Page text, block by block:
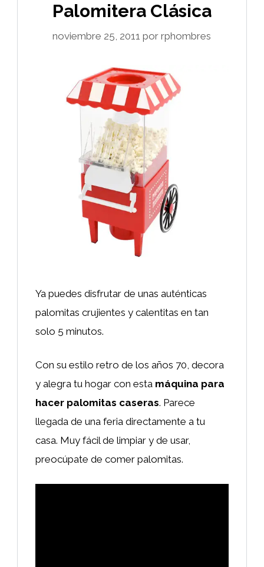
Palomitera Clásica
noviembre 25, 2011 por rphombres
Ya puedes disfrutar de unas auténticas
palomitas crujientes y calentitas en tan
solo 5 minutos.
Con su estilo retro de los años 70, decora
y alegra tu hogar con esta máquina para
hacer palomitas caseras. Parece
llegada de una feria directamente a tu
casa. Muy fácil de limpiar y de usar,
preocúpate de comer palomitas.